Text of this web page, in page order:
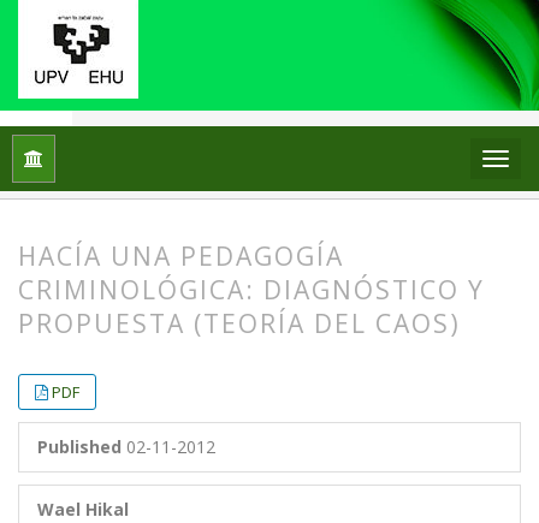
Home
HACÍA UNA PEDAGOGÍA
CRIMINOLÓGICA: DIAGNÓSTICO Y
PROPUESTA (TEORÍA DEL CAOS)
PDF
Published 02-11-2012
Wael Hikal